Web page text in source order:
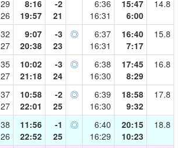
29
26
8:16
19:57
-2
21
6:36
16:31
15:47
6:00
14.8
32
27
9:07
20:38
-3
23
◎
6:37
16:31
16:40
7:17
15.8
35
27
10:02
21:18
-3
24
◎
6:38
16:30
17:45
8:29
16.8
37
27
10:58
22:01
-2
25
◎
6:39
16:30
18:58
9:32
17.8
38
26
11:56
22:52
-1
25
◎
6:40
16:29
20:15
10:23
18.8